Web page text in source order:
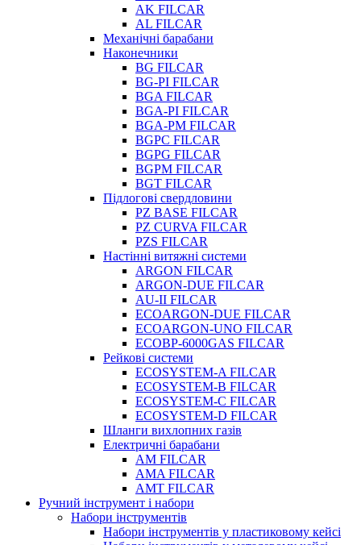
AK FILCAR
AL FILCAR
Механічні барабани
Наконечники
BG FILCAR
BG-PI FILCAR
BGA FILCAR
BGA-PI FILCAR
BGA-PM FILCAR
BGPC FILCAR
BGPG FILCAR
BGPM FILCAR
BGT FILCAR
Підлогові свердловини
PZ BASE FILCAR
PZ CURVA FILCAR
PZS FILCAR
Настінні витяжні системи
ARGON FILCAR
ARGON-DUE FILCAR
AU-II FILCAR
ECOARGON-DUE FILCAR
ECOARGON-UNO FILCAR
ECOBP-6000GAS FILCAR
Рейкові системи
ECOSYSTEM-A FILCAR
ECOSYSTEM-B FILCAR
ECOSYSTEM-C FILCAR
ECOSYSTEM-D FILCAR
Шланги вихлопних газів
Електричні барабани
AM FILCAR
AMA FILCAR
AMT FILCAR
Ручний інструмент і набори
Набори інструментів
Набори інструментів у пластиковому кейсі